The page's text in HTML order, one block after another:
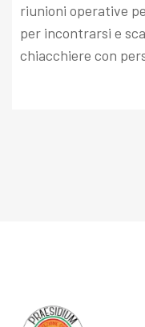
riunioni operative
per incontrarsi e
chiacchiere con